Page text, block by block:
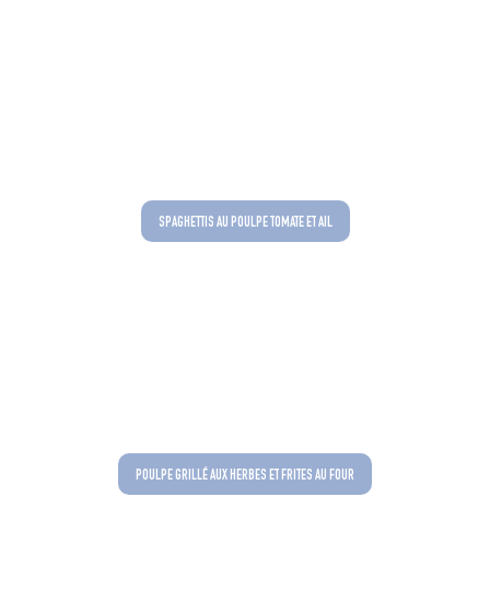
SPAGHETTIS AU POULPE TOMATE ET AIL
POULPE GRILLÉ AUX HERBES ET FRITES AU FOUR